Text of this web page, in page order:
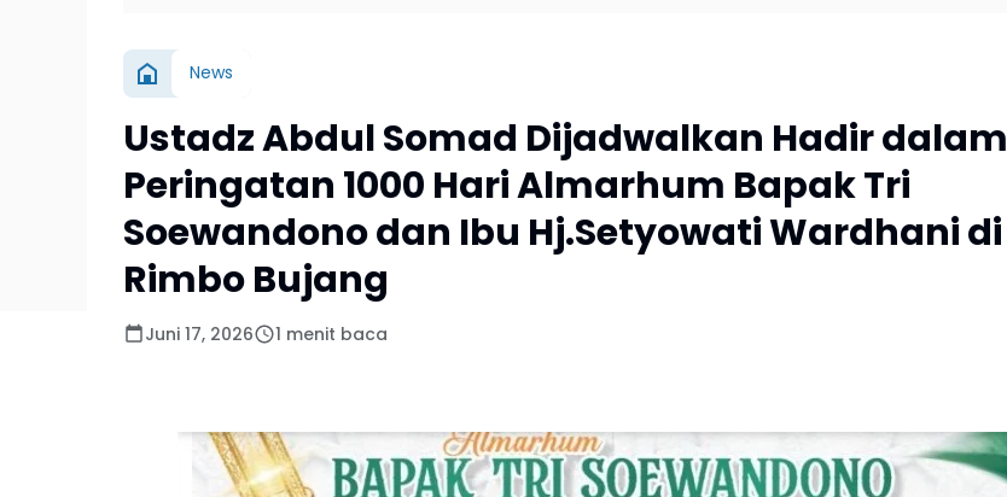
News
Ustadz Abdul Somad Dijadwalkan Hadir dalam
Peringatan 1000 Hari Almarhum Bapak Tri
Soewandono dan Ibu Hj.Setyowati Wardhani di
Rimbo Bujang
Juni 17, 2026 1 menit baca